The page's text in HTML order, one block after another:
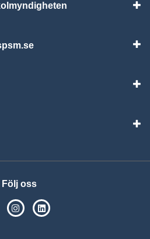
Följ oss
SPSM på Facebook
SPSM på Instagram